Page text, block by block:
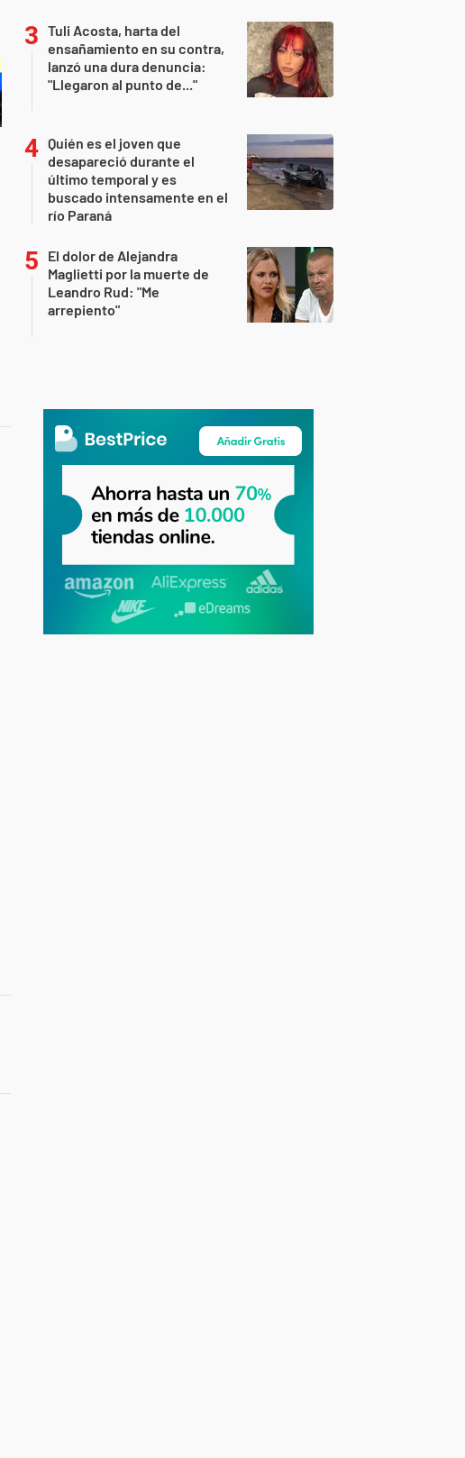
Tuli Acosta, harta del
ensañamiento en su contra,
lanzó una dura denuncia:
"Llegaron al punto de..."
Quién es el joven que
desapareció durante el
último temporal y es
buscado intensamente en el
río Paraná
El dolor de Alejandra
Maglietti por la muerte de
Leandro Rud: "Me
arrepiento"